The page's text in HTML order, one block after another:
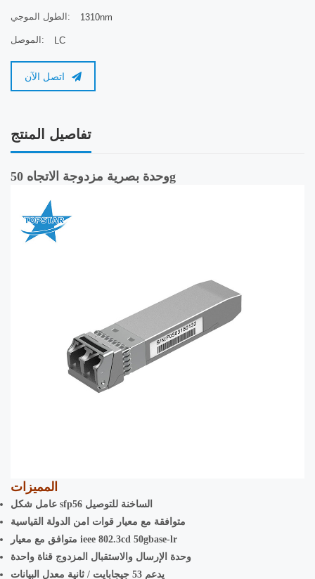
الطول الموجي: 1310nm
الموصل: LC
اتصل الآن
تفاصيل المنتج
وحدة بصرية مزدوجة الاتجاه 50g
المميزات
عامل شكل sfp56 الساخنة للتوصيل
متوافقة مع معيار قوات امن الدولة القياسية
متوافق مع معيار ieee 802.3cd 50gbase-lr
وحدة الإرسال والاستقبال المزدوج قناة واحدة
يدعم 53 جيجابايت / ثانية معدل البيانات